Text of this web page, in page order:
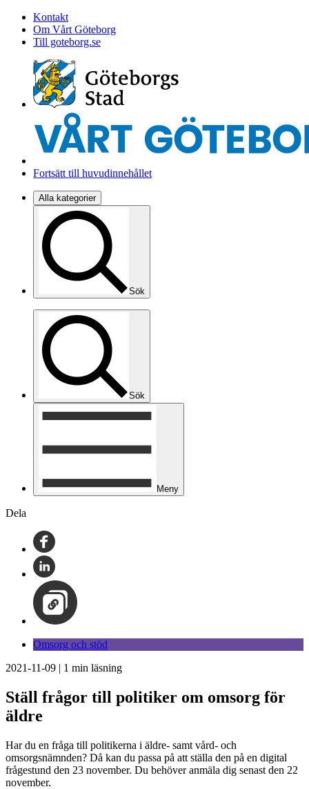
Kontakt
Om Vårt Göteborg
Till goteborg.se
Fortsätt till huvudinnehållet
Alla kategorier
Sök
Sök
Meny
Dela
Omsorg och stöd
2021-11-09 | 1 min läsning
Ställ frågor till politiker om omsorg för
äldre
Har du en fråga till politikerna i äldre- samt vård- och
omsorgsnämnden? Då kan du passa på att ställa den på en digital
frågestund den 23 november. Du behöver anmäla dig senast den 22
november.